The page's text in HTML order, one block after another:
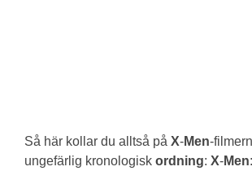
Så här kollar du alltså på X-Men-
ungefärlig kronologisk ordning: X-Men